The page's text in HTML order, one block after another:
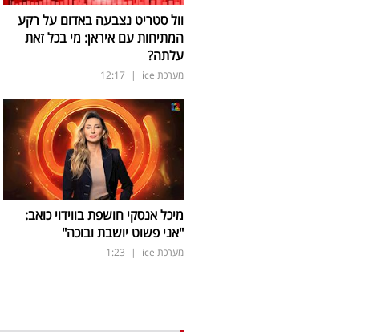
וול סטריט נצבעה באדום על רקע
המתיחות עם איראן: מי בכל זאת
עלתה?
מערכת ice |
12:17
מיכל אנסקי חושפת בווידוי כואב:
"אני פשוט יושבת ובוכה"
מערכת ice |
1:23